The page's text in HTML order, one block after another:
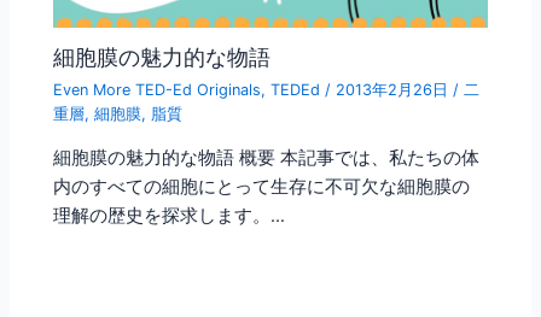
細胞膜の魅力的な物語
Even More TED-Ed Originals,TEDEd / 2013年2月26日 / 二
重層,細胞膜, 脂質
細胞膜の魅力的な物語 概要 本記事では、私たちの体
内のすべての細胞にとって生存に不可欠な細胞膜の
理解の歴史を探求します。…